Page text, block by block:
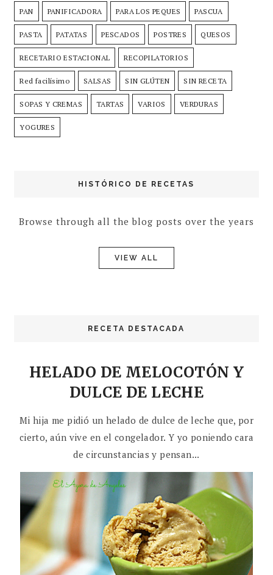
PAN PANIFICADORA PARA LOS PEQUES PASCUA
PASTA PATATAS PESCADOS POSTRES QUESOS
RECETARIO ESTACIONAL RECOPILATORIOS
Red facilísimo SALSAS SIN GLÚTEN SIN RECETA
SOPAS Y CREMAS TARTAS VARIOS VERDURAS
YOGURES
HISTÓRICO DE RECETAS
Browse through all the blog posts over the years
VIEW ALL
RECETA DESTACADA
HELADO DE MELOCOTÓN Y
DULCE DE LECHE
Mi hija me pidió un helado de dulce de leche que, por
cierto, aún vive en el congelador. Y yo poniendo cara
de circunstancias y pensan...